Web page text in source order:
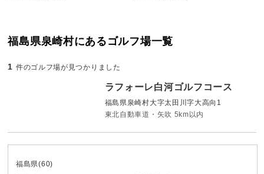
福島県泉崎村にあるゴルフ場一覧
1 件のゴルフ場が見つかりました
ラフォーレ白河ゴルフコース
福島県泉崎村大字太田川字大高向1
東北自動車道・矢吹 5km以内
福島県(60)